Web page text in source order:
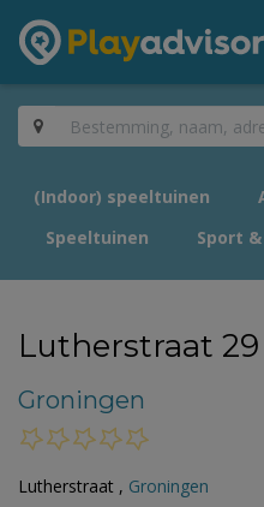
(Indoor) speeltuinen
Speeltuinen
Sport
Lutherstraat 29
Groningen
Lutherstraat , Groningen